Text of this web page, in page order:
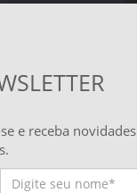
e receba novidades